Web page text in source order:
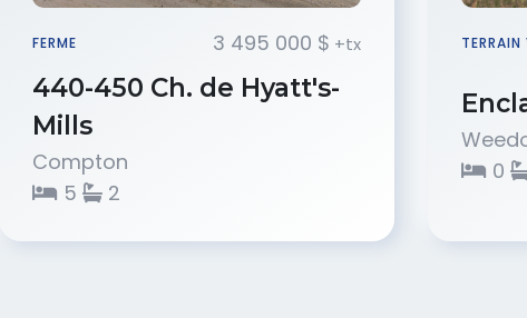
FERME 3 495 000 $ +tx
440-450 Ch. de Hyatt's-
Mills
Compton
5
2
0